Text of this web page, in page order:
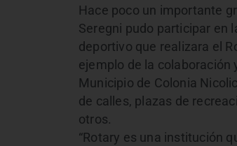
Hace poco un importante
Seregni pudo participar en
deportivo que realizara el
ejemplo de la colaboración
Municipio de Colonia
de calles, plazas de
otros.
“Rotary es una institución